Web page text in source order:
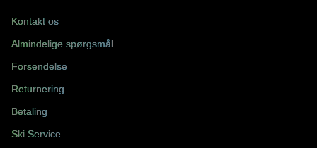
Kontakt os
Almindelige spørgsmål
Forsendelse
Returnering
Betaling
Ski Service